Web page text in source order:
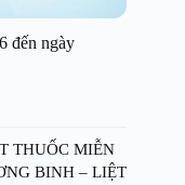
đến ngày
THUỐC MIỄN
BINH – LIỆT